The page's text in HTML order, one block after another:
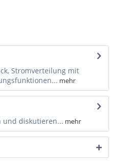
Stromverteilung mit
mehr
und diskutieren... mehr